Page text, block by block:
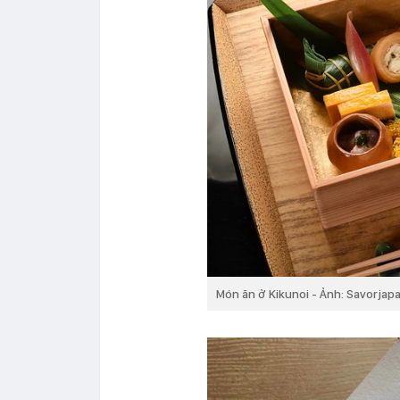
Món ăn ở Kikunoi - Ảnh: